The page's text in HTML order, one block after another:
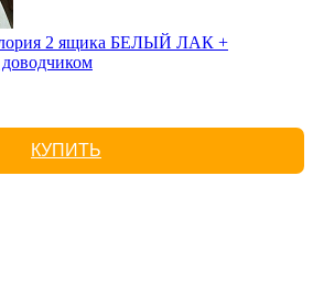
2 ящика БЕЛЫЙ ЛАК +
КУПИТЬ